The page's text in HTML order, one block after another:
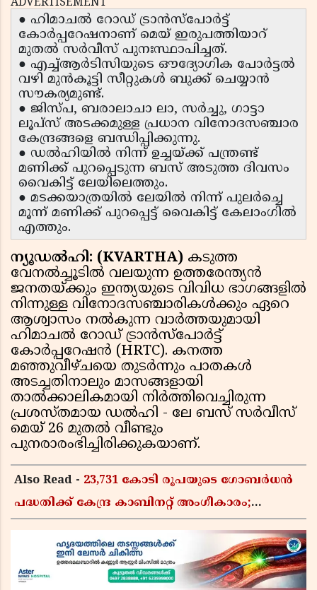
ADVERTISEMENT
● ഹിമാചൽ റോഡ് ട്രാൻസ്‌പോർട്ട്
കോർപ്പറേഷനാണ് മെയ് ഇരുപത്തിയാറ്
മുതൽ സർവീസ് പുനഃസ്ഥാപിച്ചത്.
● എച്ച്ആർടിസിയുടെ ഔദ്യോഗിക പോർട്ടൽ
വഴി മുൻകൂട്ടി സീറ്റുകൾ ബുക്ക് ചെയ്യാൻ
സൗകര്യമുണ്ട്.
● ജിസ്പ, ബരാലാചാ ലാ, സർച്ചു, ഗാട്ടാ
ലൂപ്സ് അടക്കമുള്ള പ്രധാന വിനോദസഞ്ചാര
കേന്ദ്രങ്ങളെ ബന്ധിപ്പിക്കുന്നു.
● ഡൽഹിയിൽ നിന്ന് ഉച്ചയ്ക്ക് പന്ത്രണ്ട്
മണിക്ക് പുറപ്പെടുന്ന ബസ് അടുത്ത ദിവസം
വൈകിട്ട് ലേയിലെത്തും.
● മടക്കയാത്രയിൽ ലേയിൽ നിന്ന് പുലർച്ചെ
മൂന്ന് മണിക്ക് പുറപ്പെട്ട് വൈകിട്ട് കേലാംഗിൽ
എത്തും.
ന്യൂഡൽഹി: (KVARTHA) കടുത്ത
വേനൽച്ചൂടിൽ വലയുന്ന ഉത്തരേന്ത്യൻ
ജനതയ്ക്കും ഇന്ത്യയുടെ വിവിധ ഭാഗങ്ങളിൽ
നിന്നുള്ള വിനോദസഞ്ചാരികൾക്കും ഏറെ
ആശ്വാസം നൽകുന്ന വാർത്തയുമായി
ഹിമാചൽ റോഡ് ട്രാൻസ്‌പോർട്ട്
കോർപ്പറേഷൻ (HRTC). കനത്ത
മഞ്ഞുവീഴ്ചയെ തുടർന്നും പാതകൾ
അടച്ചതിനാലും മാസങ്ങളായി
താൽക്കാലികമായി നിർത്തിവെച്ചിരുന്ന
പ്രശസ്തമായ ഡൽഹി - ലേ ബസ് സർവീസ്
മെയ് 26 മുതൽ വീണ്ടും
പുനരാരംഭിച്ചിരിക്കുകയാണ്.
Also Read - 23,731 കോടി രൂപയുടെ ഗോബർധൻ
പദ്ധതിക്ക് കേന്ദ്ര കാബിനറ്റ് അംഗീകാരം;